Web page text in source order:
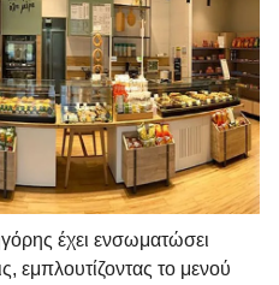
έχει ενσωματώσει
εμπλουτίζοντας το μενού